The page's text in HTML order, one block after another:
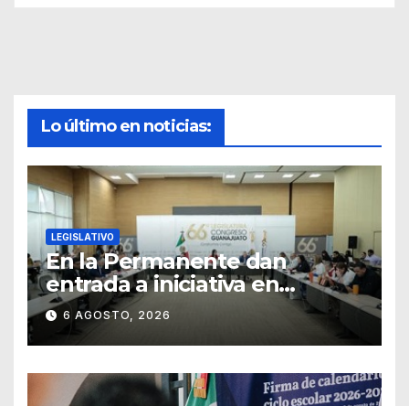
Lo último en noticias:
LEGISLATIVO
En la Permanente dan
entrada a iniciativa en
materia notarial
6 AGOSTO, 2026